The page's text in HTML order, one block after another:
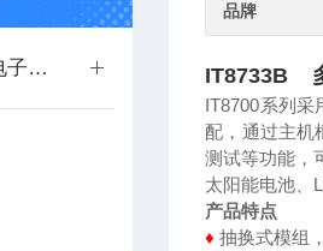
艾德克斯ITECH电子负载
品牌
IT8733B
IT8700系列
配，通过主机
测试等功能，
太阳能电池、
产品特点
♦抽换式模组